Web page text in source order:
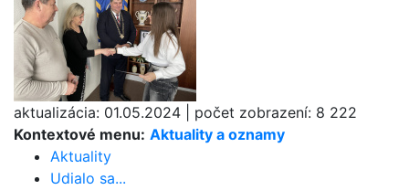
Kontextové menu: Aktuality a oznamy
Aktuality
Udialo sa...
aktualizácia: 01.05.2024 počet zobrazení: 8 222